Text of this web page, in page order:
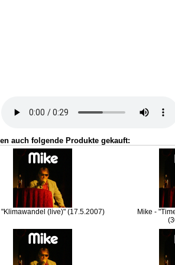
auch folgende Produkte gekauft:
"Klimawandel (live)" (17.5.2007)
Mike -